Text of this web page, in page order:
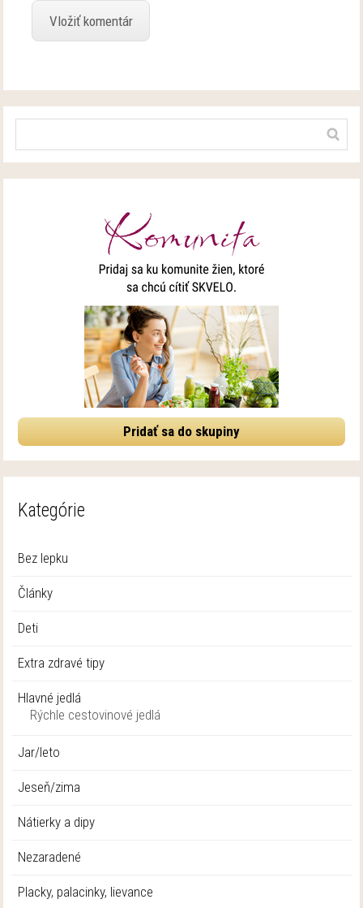
Pridať sa do skupiny
Kategórie
Bez lepku
Články
Deti
Extra zdravé tipy
Hlavné jedlá
Rýchle cestovinové jedlá
Jar/leto
Jeseň/zima
Nátierky a dipy
Nezaradené
Placky, palacinky, lievance